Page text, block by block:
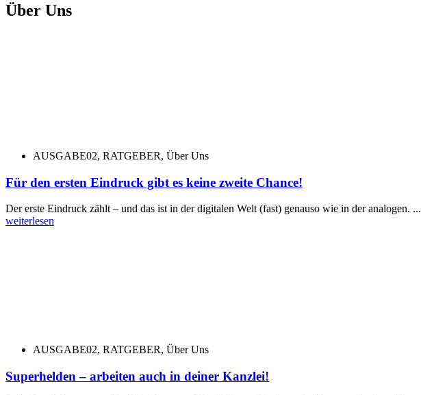
Über Uns
AUSGABE02, RATGEBER, Über Uns
Für den ersten Eindruck gibt es keine zweite Chance!
Der erste Eindruck zählt – und das ist in der digitalen Welt (fast) genauso wie in der analogen. ...
weiterlesen
AUSGABE02, RATGEBER, Über Uns
Superhelden – arbeiten auch in deiner Kanzlei!